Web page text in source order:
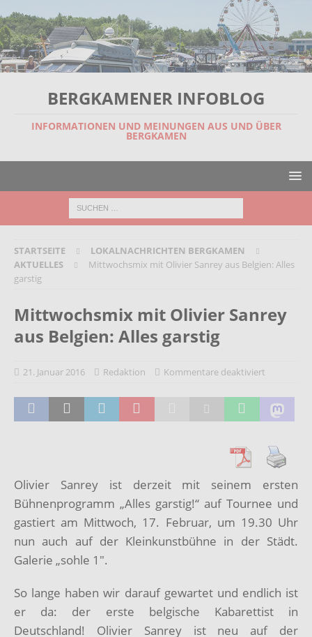
BERGKAMENER INFOBLOG
INFORMATIONEN UND MEINUNGEN AUS UND ÜBER
BERGKAMEN
STARTSEITE
LOKALNACHRICHTEN BERGKAMEN
AKTUELLES
Mittwochsmix mit Olivier Sanrey aus Belgien: Alles
garstig
Mittwochsmix mit Olivier Sanrey
aus Belgien: Alles garstig
21. Januar 2016 Redaktion Kommentare deaktiviert
Olivier Sanrey ist derzeit mit seinem ersten
Bühnenprogramm „Alles garstig!“ auf Tournee und
gastiert am Mittwoch, 17. Februar, um 19.30 Uhr
nun auch auf der Kleinkunstbühne in der Städt.
Galerie „sohle 1″.
So lange haben wir darauf gewartet und endlich ist
er da: der erste belgische Kabarettist in
Deutschland! Olivier Sanrey ist neu auf der